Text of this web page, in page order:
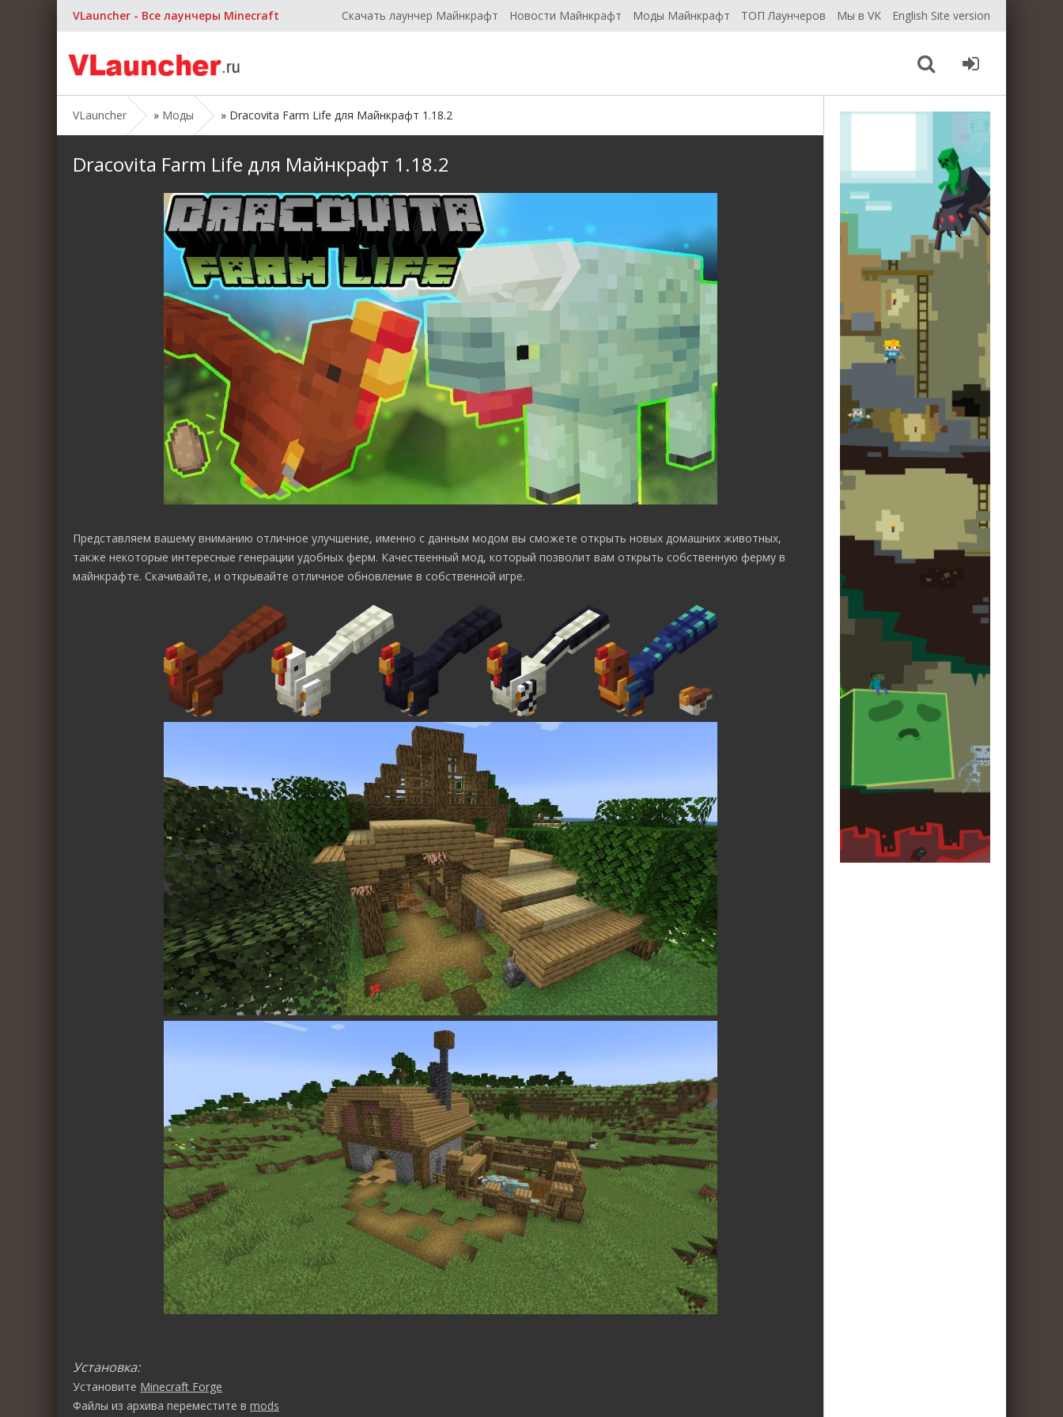
VLauncher - Все лаунчеры Minecraft Скачать лаунчер Майнкрафт Новости Майнкрафт Моды Майнкрафт ТОП Лаунчеров Мы в VK English Site version
VLauncher » Моды » Dracovita Farm Life для Майнкрафт 1.18.2
Dracovita Farm Life для Майнкрафт 1.18.2
Представляем вашему вниманию отличное улучшение, именно с данным модом вы сможете открыть новых домашних животных,
также некоторые интересные генерации удобных ферм. Качественный мод, который позволит вам открыть собственную ферму в
майнкрафте. Скачивайте, и открывайте отличное обновление в собственной игре.
Установка:
Установите Minecraft Forge
Файлы из архива переместите в mods